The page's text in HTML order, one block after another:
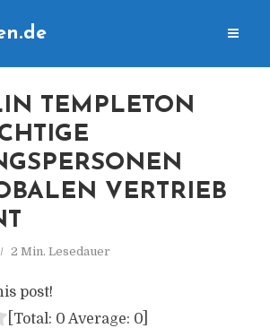
TEMPLETON
VERTRIEB
2 Min. Lesedauer
post!
[Total: 0 Average: 0]